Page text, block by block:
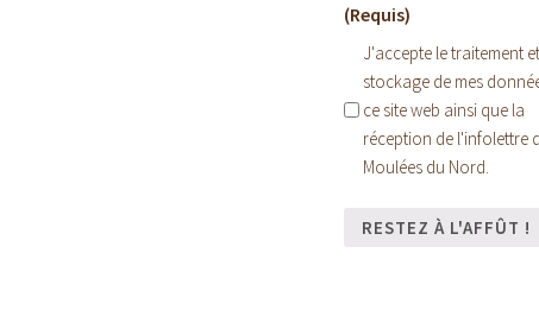
(Requis)
J'accepte le traitement
stockage de mes
ce site web ainsi que la
réception de l'infolettre
Moulées du Nord.